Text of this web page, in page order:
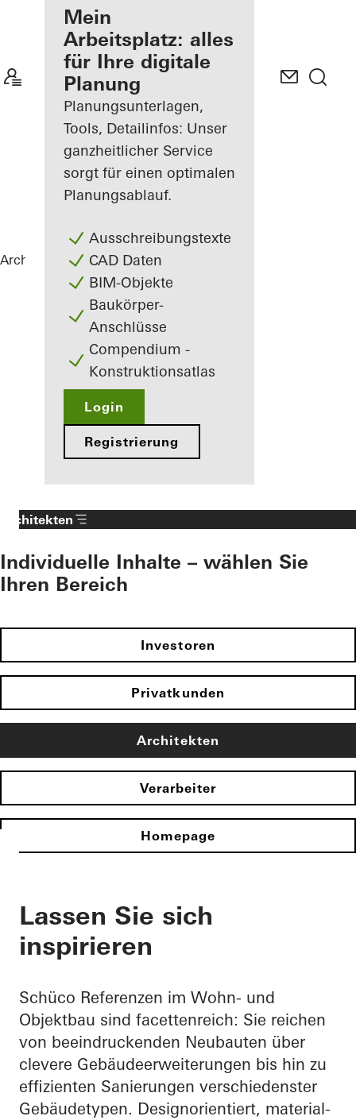
Ihre Vorteile als
angemeldeter
Architekt
Mein
Arbeitsplatz
kennenlernen
Mein
Arbeitsplatz: alles
für Ihre digitale
Planung
Planungsunterlagen,
Tools, Detailinfos: Unser
ganzheitlicher Service
sorgt für einen optimalen
Planungsablauf.
Ausschreibungstexte
CAD Daten
BIM-Objekte
Baukörper-
Anschlüsse
Compendium -
Konstruktionsatlas
Login
Registrierung
Architekten ReferenzenHighlights
Architekten
Individuelle Inhalte – wählen Sie
Ihren Bereich
Investoren
Privatkunden
Architekten
Verarbeiter
Homepage
Lassen Sie sich
inspirieren
Schüco Referenzen im Wohn- und
Objektbau sind facettenreich: Sie reichen
von beeindruckenden Neubauten über
clevere Gebäudeerweiterungen bis hin zu
effizienten Sanierungen verschiedenster
Gebäudetypen. Designorientiert, material-